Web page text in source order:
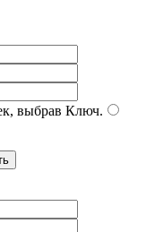
выбрав Ключ.